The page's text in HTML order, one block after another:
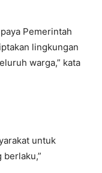
Pemerintah
lingkungan
warga,” kata
untuk